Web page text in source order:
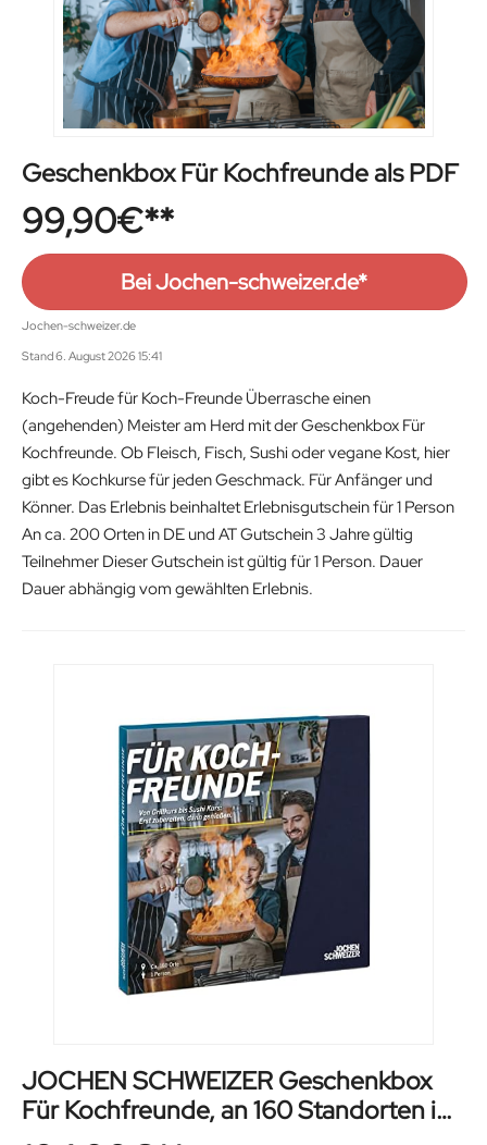
Geschenkbox Für Kochfreunde als PDF
99,90€
Bei Jochen-schweizer.de*
Jochen-schweizer.de
Stand 6. August 2026 15:41
Koch-Freude für Koch-Freunde Überrasche einen
(angehenden) Meister am Herd mit der Geschenkbox Für
Kochfreunde. Ob Fleisch, Fisch, Sushi oder vegane Kost, hier
gibt es Kochkurse für jeden Geschmack. Für Anfänger und
Könner. Das Erlebnis beinhaltet Erlebnisgutschein für 1 Person
An ca. 200 Orten in DE und AT Gutschein 3 Jahre gültig
Teilnehmer Dieser Gutschein ist gültig für 1 Person. Dauer
Dauer abhängig vom gewählten Erlebnis.
JOCHEN SCHWEIZER Geschenkbox
Für Kochfreunde, an 160 Standorten in